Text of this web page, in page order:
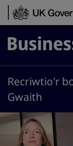
Skip to content
Recriwtio'r
Gwaith